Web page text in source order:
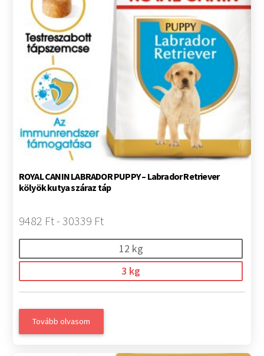
ROYAL CANIN LABRADOR PUPPY – Labrador Retriever
kölyök kutya száraz táp
9482 Ft - 30339 Ft
12 kg
3 kg
Tovább olvasom